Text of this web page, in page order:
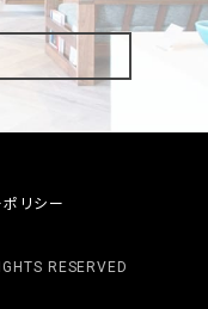
リシー
RESERVED